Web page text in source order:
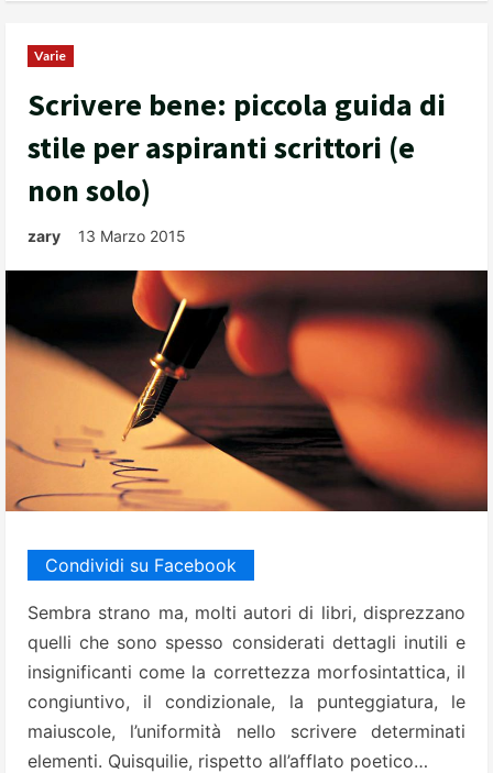
Varie
Scrivere bene: piccola guida di
stile per aspiranti scrittori (e
non solo)
zary 13 Marzo 2015
Condividi su Facebook
Sembra strano ma, molti autori di libri, disprezzano
quelli che sono spesso considerati dettagli inutili e
insignificanti come la correttezza morfosintattica, il
congiuntivo, il condizionale, la punteggiatura, le
maiuscole, l’uniformità nello scrivere determinati
elementi. Quisquilie, rispetto all’afflato poetico…